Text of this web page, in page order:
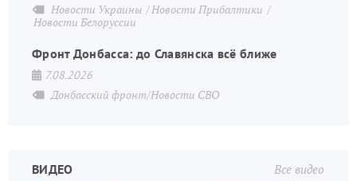
Новости Украины
Новости Прибалтики
Новости Белоруссии
Фронт Донбасса: до Славянска всё ближе
7.08.2026
Донбасский фронт/Новости СВО
Все видео
ВИДЕО